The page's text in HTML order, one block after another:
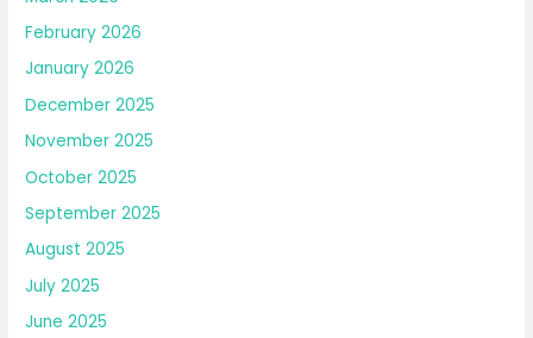
February 2026
January 2026
December 2025
November 2025
October 2025
September 2025
August 2025
July 2025
June 2025